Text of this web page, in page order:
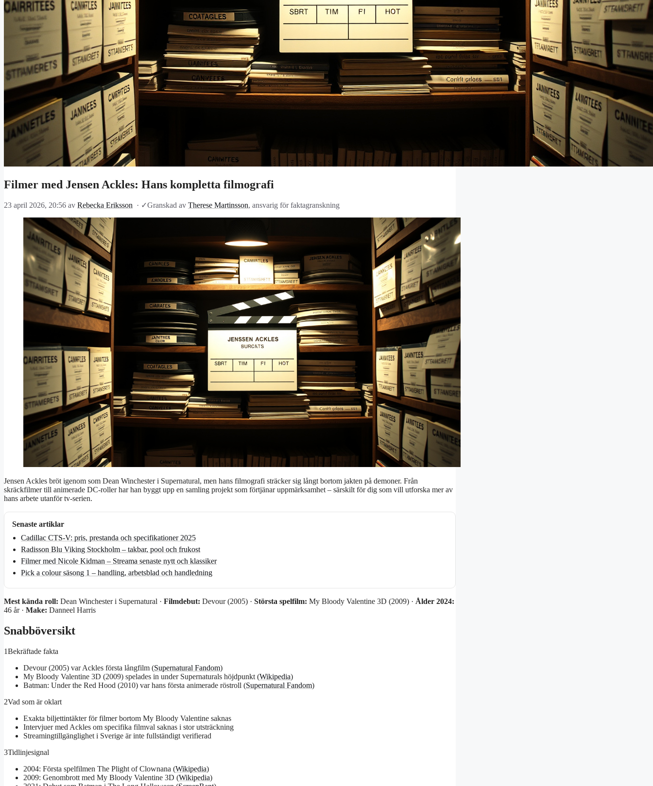
Filmer med Jensen Ackles: Hans kompletta filmografi
23 april 2026, 20:56 av Rebecka Eriksson · ✓Granskad av Therese Martinsson, ansvarig för faktagranskning
Jensen Ackles bröt igenom som Dean Winchester i Supernatural, men hans filmografi sträcker sig långt bortom jakten på demoner. Från
skräckfilmer till animerade DC-roller har han byggt upp en samling projekt som förtjänar uppmärksamhet – särskilt för dig som vill utforska mer av
hans arbete utanför tv-serien.
Senaste artiklar
Cadillac CTS-V: pris, prestanda och specifikationer 2025
Radisson Blu Viking Stockholm – takbar, pool och frukost
Filmer med Nicole Kidman – Streama senaste nytt och klassiker
Pick a colour säsong 1 – handling, arbetsblad och handledning
Mest kända roll: Dean Winchester i Supernatural · Filmdebut: Devour (2005) · Största spelfilm: My Bloody Valentine 3D (2009) · Ålder 2024:
46 år · Make: Danneel Harris
Snabböversikt
1Bekräftade fakta
Devour (2005) var Ackles första långfilm (Supernatural Fandom)
My Bloody Valentine 3D (2009) spelades in under Supernaturals höjdpunkt (Wikipedia)
Batman: Under the Red Hood (2010) var hans första animerade röstroll (Supernatural Fandom)
2Vad som är oklart
Exakta biljettintäkter för filmer bortom My Bloody Valentine saknas
Intervjuer med Ackles om specifika filmval saknas i stor utsträckning
Streamingtillgänglighet i Sverige är inte fullständigt verifierad
3Tidlinjesignal
2004: Första spelfilmen The Plight of Clownana (Wikipedia)
2009: Genombrott med My Bloody Valentine 3D (Wikipedia)